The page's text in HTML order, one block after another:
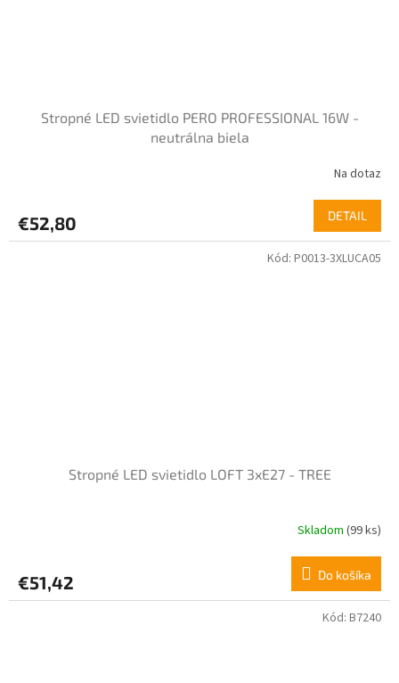
Stropné LED svietidlo PERO PROFESSIONAL 16W -
neutrálna biela
je
4,0
Na dotaz
€52,80 DETAIL
Stropné LED svietidlo LOFT 3xE27 - TREE
Skladom (99 ks)
€51,42 Do košíka
Kód: P0013-3XLUCA05
Kód: B7240